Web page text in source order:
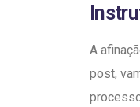
A
post,